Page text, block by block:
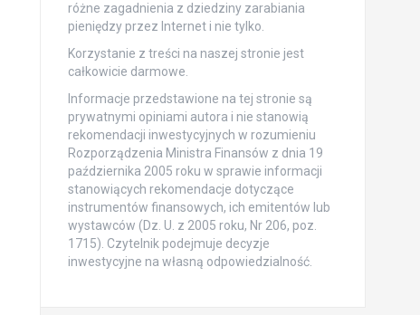
różne zagadnienia z dziedziny zarabiania
pieniędzy przez Internet i nie tylko.
Korzystanie z treści na naszej stronie jest
całkowicie darmowe.
Informacje przedstawione na tej stronie są
prywatnymi opiniami autora i nie stanowią
rekomendacji inwestycyjnych w rozumieniu
Rozporządzenia Ministra Finansów z dnia 19
października 2005 roku w sprawie informacji
stanowiących rekomendacje dotyczące
instrumentów finansowych, ich emitentów lub
wystawców (Dz. U. z 2005 roku, Nr 206, poz.
1715). Czytelnik podejmuje decyzje
inwestycyjne na własną odpowiedzialność.